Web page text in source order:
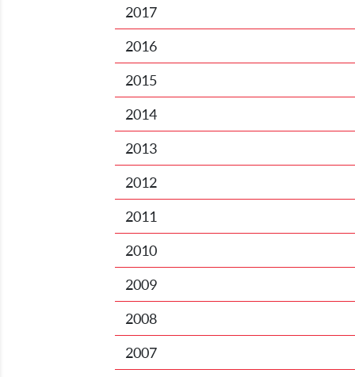
2017
2016
2015
2014
2013
2012
2011
2010
2009
2008
2007